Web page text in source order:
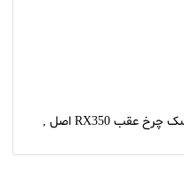
قیمت دیسک چرخ عقب RX350, دیسک چرخ عقب RX350 اصل ,